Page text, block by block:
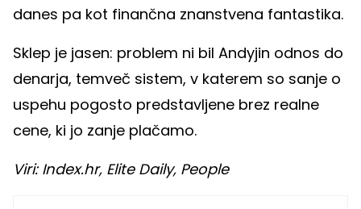
danes pa kot finančna znanstvena fantastika.
Sklep je jasen: problem ni bil Andyjin odnos do
denarja, temveč sistem, v katerem so sanje o
uspehu pogosto predstavljene brez realne
cene, ki jo zanje plačamo.
Viri: Index.hr, Elite Daily, People